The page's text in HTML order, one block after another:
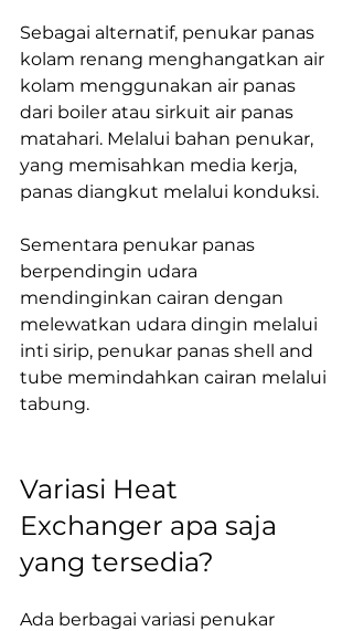
Sebagai alternatif, penukar panas
kolam renang menghangatkan air
kolam menggunakan air panas
dari boiler atau sirkuit air panas
matahari. Melalui bahan penukar,
yang memisahkan media kerja,
panas diangkut melalui konduksi.
Sementara penukar panas
berpendingin udara
mendinginkan cairan dengan
melewatkan udara dingin melalui
inti sirip, penukar panas shell and
tube memindahkan cairan melalui
tabung.
Variasi Heat
Exchanger apa saja
yang tersedia?
Ada berbagai variasi penukar